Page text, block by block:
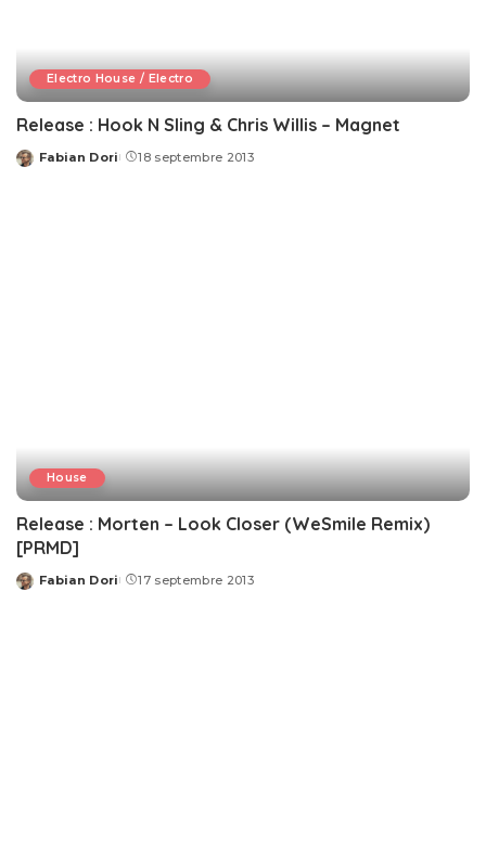
Electro House / Electro
Release : Hook N Sling & Chris Willis – Magnet
Posted
Fabian Dori 18 septembre 2013
House
Release : Morten – Look Closer (WeSmile Remix)
[PRMD]
Posted
Fabian Dori 17 septembre 2013